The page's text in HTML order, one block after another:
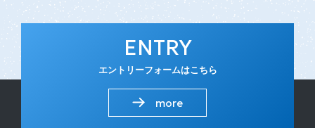
ENTRY
エントリーフォームはこちら
more